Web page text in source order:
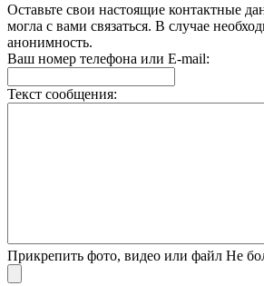
Оставьте свои настоящие контактные
могла с вами связаться. В случае
анонимность.
Ваш номер телефона или E-mail:
Текст сообщения:
Прикрепить фото, видео или файл Не